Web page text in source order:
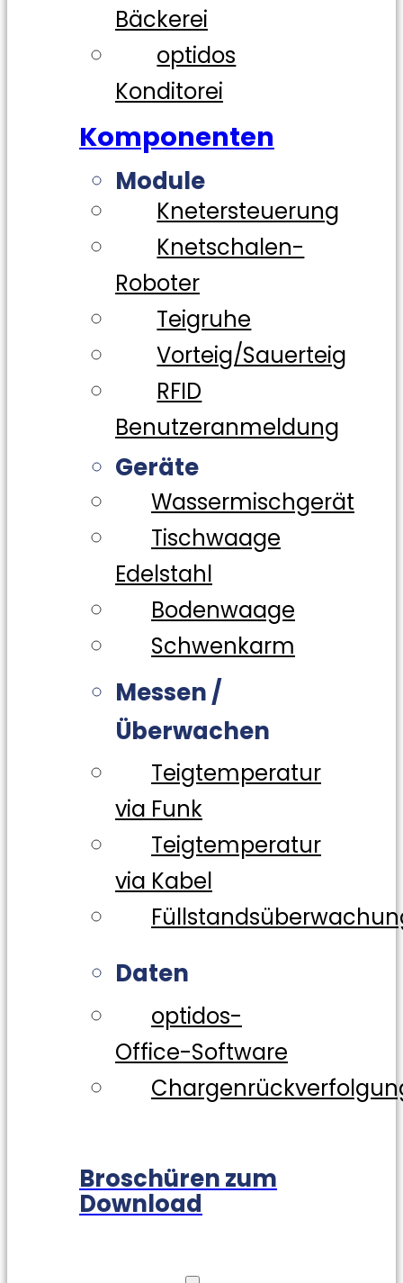
Bäckerei
optidos
Konditorei
Komponenten
Module
Knetersteuerung
Knetschalen-
Roboter
Teigruhe
Vorteig/Sauerteig
RFID
Benutzeranmeldung
Geräte
Wassermischgerät
Tischwaage
Edelstahl
Bodenwaage
Schwenkarm
Messen /
Überwachen
Teigtemperatur
via Funk
Teigtemperatur
via Kabel
Daten
optidos-
Office-Software
Broschüren zum
Download